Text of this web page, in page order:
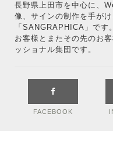
長野県上田市を中心に、
像、サインの制作を手が
「SANGRAPHICA」です
お客様とまたその先のお
ッショナル集団です。
FACEBOOK